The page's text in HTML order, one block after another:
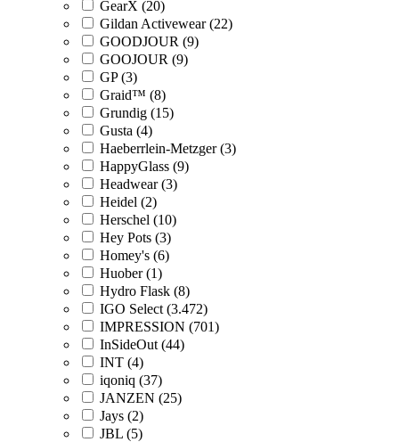
GearX (20)
Gildan Activewear (22)
GOODJOUR (9)
GOOJOUR (9)
GP (3)
Graid™ (8)
Grundig (15)
Gusta (4)
Haeberrlein-Metzger (3)
HappyGlass (9)
Headwear (3)
Heidel (2)
Herschel (10)
Hey Pots (3)
Homey's (6)
Huober (1)
Hydro Flask (8)
IGO Select (3.472)
IMPRESSION (701)
InSideOut (44)
INT (4)
iqoniq (37)
JANZEN (25)
Jays (2)
JBL (5)